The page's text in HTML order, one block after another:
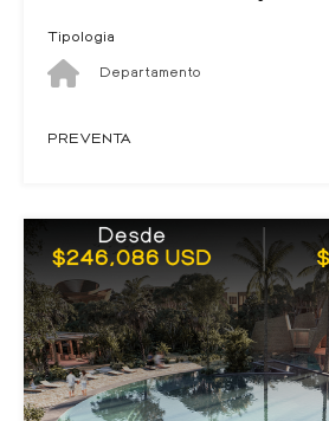
Tipologia
Departamento
PREVENTA